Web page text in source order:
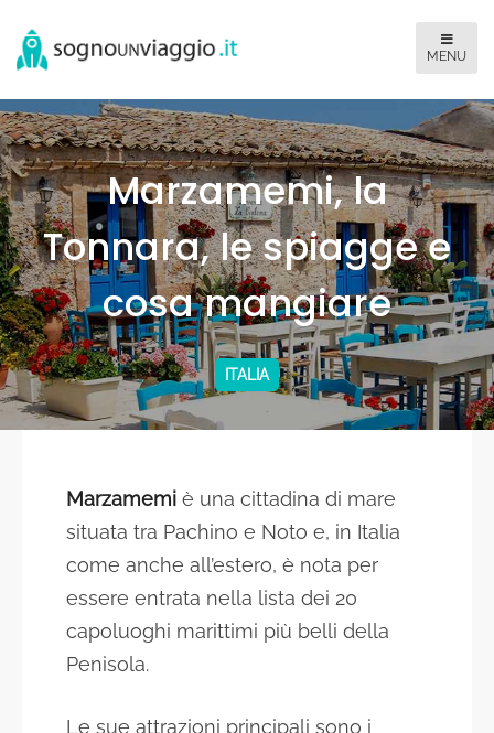
Marzamemi, la
Tonnara, le spiagge e
cosa mangiare
ITALIA
Marzamemi è una cittadina di mare
situata tra Pachino e Noto e, in Italia
come anche all’estero, è nota per
essere entrata nella lista dei 20
capoluoghi marittimi più belli della
Penisola.
Le sue attrazioni principali sono i